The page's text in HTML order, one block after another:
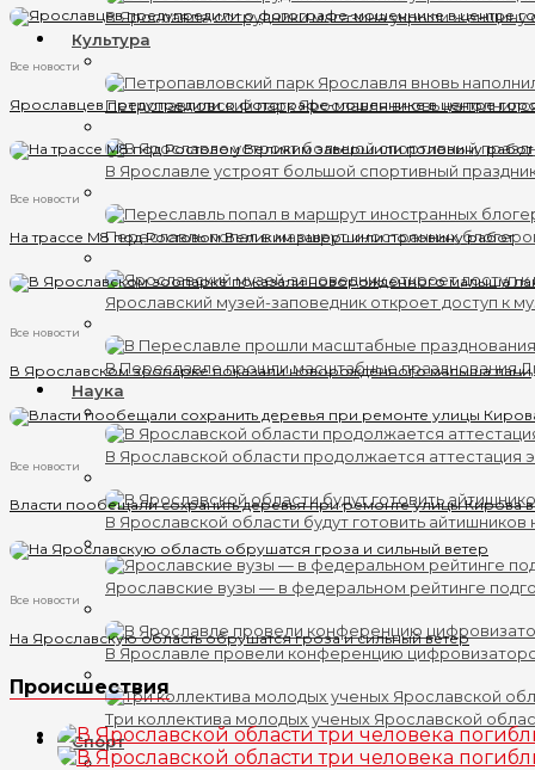
В Ярославле сотрудники магазина укрыли
Культура
Петропавловский парк Ярославля вновь
В Ярославле устроят большой спортивный
Переславль попал в маршрут иностранных
Ярославский музей-заповедник откроет доступ к
В Переславле прошли масштабные празднования
Наука
В Ярославской области продолжается аттестация
В Ярославской области будут готовить айтишников
Ярославские вузы — в федеральном рейтинге
В Ярославле провели конференцию
Три коллектива молодых ученых Ярославской
Спорт
Все новости
Ярославцев предупредили о фотографе-мошеннике в центре
Все новости
На трассе М8 под Ростовом Великим завершили половину работ
Все новости
В Ярославском зоопарке показали новорожденного малыша лани
Все новости
Власти пообещали сохранить деревья при ремонте улицы Кирова
Все новости
На Ярославскую область обрушатся гроза и сильный ветер
Происшествия